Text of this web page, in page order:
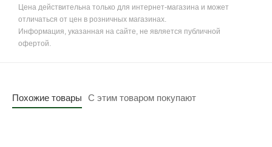
Цена действительна только для интернет-магазина и может
отличаться от цен в розничных магазинах.
Информация, указанная на сайте, не является публичной
офертой.
Похожие товары С этим товаром покупают